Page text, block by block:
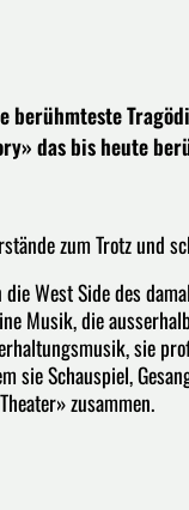
berühmteste
das bis heute
zum Trotz und
West Side des
Musik, die
sie
Schauspiel,
zusammen.